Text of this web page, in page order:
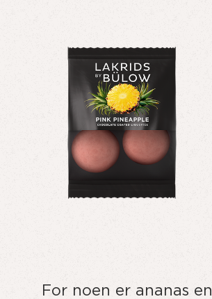
For noen er ananas